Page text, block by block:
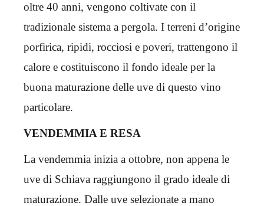
oltre 40 anni, vengono coltivate con il
tradizionale sistema a pergola. I terreni d’origine
porfirica, ripidi, rocciosi e poveri, trattengono il
calore e costituiscono il fondo ideale per la
buona maturazione delle uve di questo vino
particolare.
VENDEMMIA E RESA
La vendemmia inizia a ottobre, non appena le
uve di Schiava raggiungono il grado ideale di
maturazione. Dalle uve selezionate a mano